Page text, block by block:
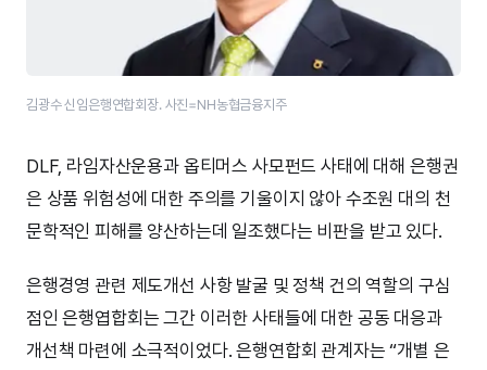
김광수 신임은행연합회장. 사진=NH농협금융지주
DLF, 라임자산운용과 옵티머스 사모펀드 사태에 대해 은행권
은 상품 위험성에 대한 주의를 기울이지 않아 수조원 대의 천
문학적인 피해를 양산하는데 일조했다는 비판을 받고 있다.
은행경영 관련 제도개선 사항 발굴 및 정책 건의 역할의 구심
점인 은행엽합회는 그간 이러한 사태들에 대한 공동 대응과
개선책 마련에 소극적이었다. 은행연합회 관계자는 “개별 은